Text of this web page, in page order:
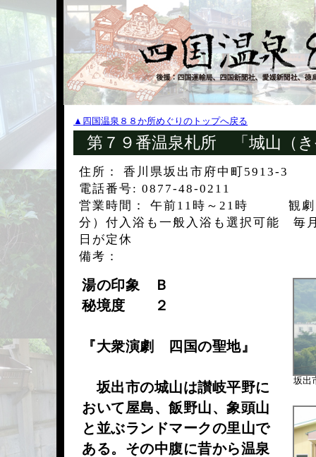
▲四国温泉８８か所めぐりのトップへ戻る
第７９番温泉札所 「城山（
住所： 香川県坂出市府中町5913-3
電話番号: 0877-48-0211
営業時間： 午前11時～21時 観劇
分）付入浴も一般入浴も選択可能 毎
日が定休
備考：
湯の印象 Ｂ
秘境度 ２
『大衆演劇 四国の聖地』
坂出市の城山は讃岐平野に
おいて屋島、飯野山、象頭山
と並ぶランドマークの里山で
ある。その中腹に昔から温泉
坂出